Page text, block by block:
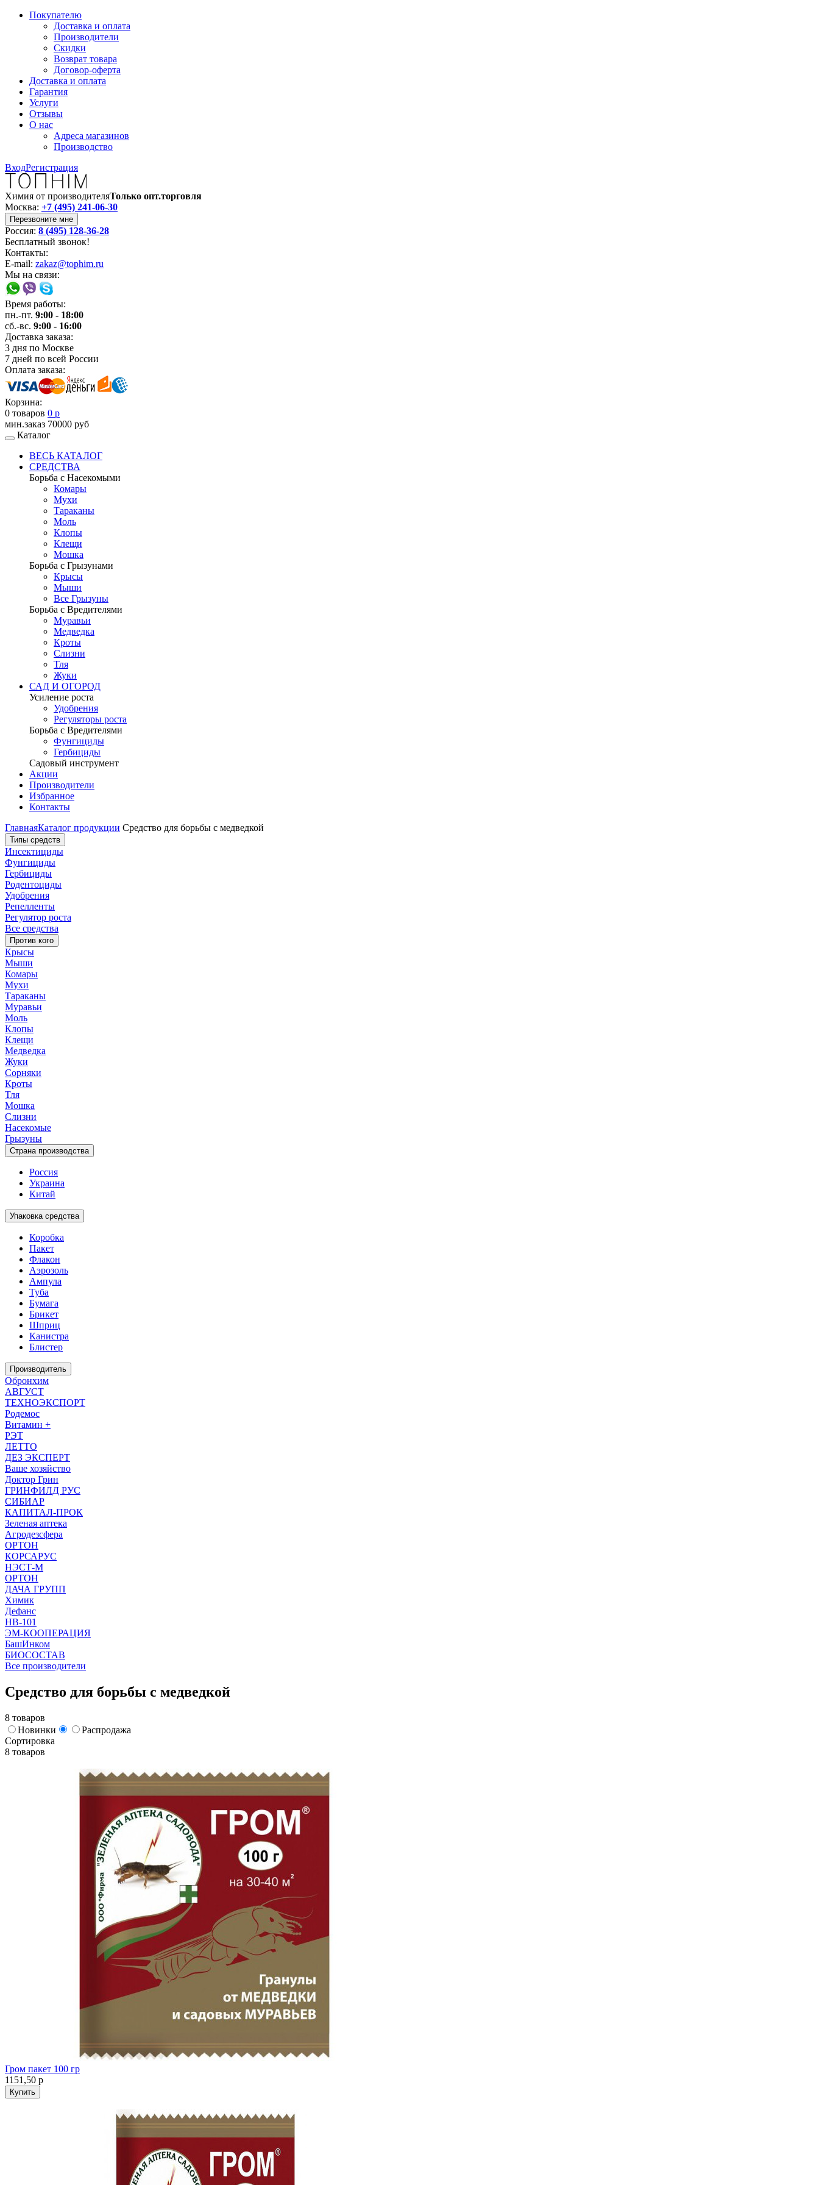
Покупателю
Доставка и оплата
Производители
Скидки
Возврат товара
Договор-оферта
Доставка и оплата
Гарантия
Услуги
Отзывы
О нас
Адреса магазинов
Производство
ВходРегистрация
Химия от производителяТолько опт.торговля
Москва: +7 (495) 241-06-30
Перезвоните мне
Россия: 8 (495) 128-36-28
Бесплатный звонок!
Контакты:
E-mail: zakaz@tophim.ru
Мы на связи:
Время работы:
пн.-пт. 9:00 - 18:00
сб.-вс. 9:00 - 16:00
Доставка заказа:
3 дня по Москве
7 дней по всей России
Оплата заказа:
Корзина:
0 товаров 0 р
мин.заказ 70000 руб
Каталог
ВЕСЬ КАТАЛОГ
СРЕДСТВА
Борьба с Насекомыми
Комары
Мухи
Тараканы
Моль
Клопы
Клещи
Мошка
Борьба с Грызунами
Крысы
Мыши
Все Грызуны
Борьба с Вредителями
Муравьи
Медведка
Кроты
Слизни
Тля
Жуки
САД И ОГОРОД
Усиление роста
Удобрения
Регуляторы роста
Борьба с Вредителями
Фунгициды
Гербициды
Садовый инструмент
Акции
Производители
Избранное
Контакты
ГлавнаяКаталог продукции Средство для борьбы с медведкой
Типы средств
Инсектициды
Фунгициды
Гербициды
Родентоциды
Удобрения
Репелленты
Регулятор роста
Все средства
Против кого
Крысы
Мыши
Комары
Мухи
Тараканы
Муравьи
Моль
Клопы
Клещи
Медведка
Жуки
Сорняки
Кроты
Тля
Мошка
Слизни
Насекомые
Грызуны
Страна производства
Россия
Украина
Китай
Упаковка средства
Коробка
Пакет
Флакон
Аэрозоль
Ампула
Туба
Бумага
Брикет
Шприц
Канистра
Блистер
Производитель
Обронхим
АВГУСТ
ТЕХНОЭКСПОРТ
Родемос
Витамин +
РЭТ
ЛЕТТО
ДЕЗ ЭКСПЕРТ
Ваше хозяйство
Доктор Грин
ГРИНФИЛД РУС
СИБИАР
КАПИТАЛ-ПРОК
Зеленая аптека
Агродезсфера
ОРТОН
КОРСАРУС
НЭСТ-М
ОРТОН
ДАЧА ГРУПП
Химик
Дефанс
HB-101
ЭМ-КООПЕРАЦИЯ
БашИнком
БИОСОСТАВ
Все производители
Средство для борьбы с медведкой
8 товаров
Новинки
Распродажа
Сортировка
8 товаров
Гром пакет 100 гр
1151,50 р